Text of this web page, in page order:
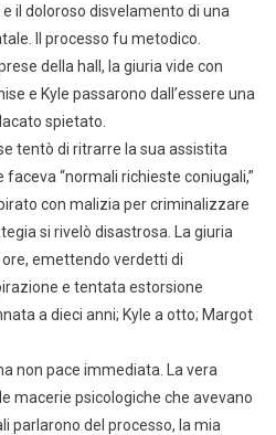
il doloroso disvelamento di una
Il processo fu metodico.
della hall, la giuria vide con
e Kyle passarono dall’essere una
spietato.
tentò di ritrarre la sua assistita
“normali richieste coniugali,”
con malizia per criminalizzare
si rivelò disastrosa. La giuria
emettendo verdetti di
e tentata estorsione
a dieci anni; Kyle a otto; Margot
non pace immediata. La vera
macerie psicologiche che avevano
parlarono del processo, la mia